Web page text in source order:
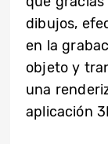
dibujos,
en la
objeto y
una
aplicación